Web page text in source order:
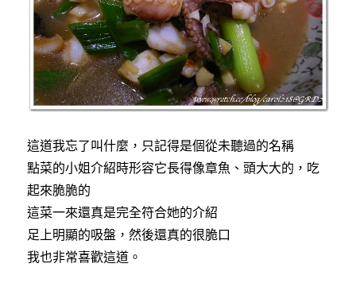
這道我忘了叫什麼，只記得是個從未聽過的名稱
點菜的小姐介紹時形容它長得像章魚、頭大大的，吃
起來脆脆的
這菜一來還真是完全符合她的介紹
足上明顯的吸盤，然後還真的很脆口
我也非常喜歡這道。